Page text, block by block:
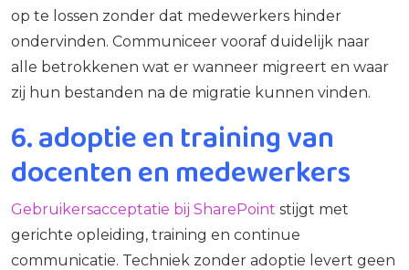
op te lossen zonder dat medewerkers hinder
ondervinden. Communiceer vooraf duidelijk naar
alle betrokkenen wat er wanneer migreert en waar
zij hun bestanden na de migratie kunnen vinden.
6. adoptie en training van
docenten en medewerkers
Gebruikersacceptatie bij SharePoint stijgt met
gerichte opleiding, training en continue
communicatie. Techniek zonder adoptie levert geen